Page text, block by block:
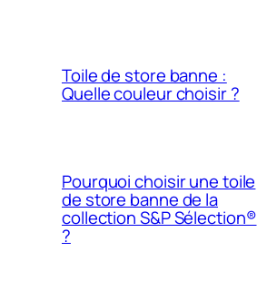
Toile de store banne :
Quelle couleur choisir ?
Pourquoi choisir une toile
de store banne de la
collection S&P Sélection®
?